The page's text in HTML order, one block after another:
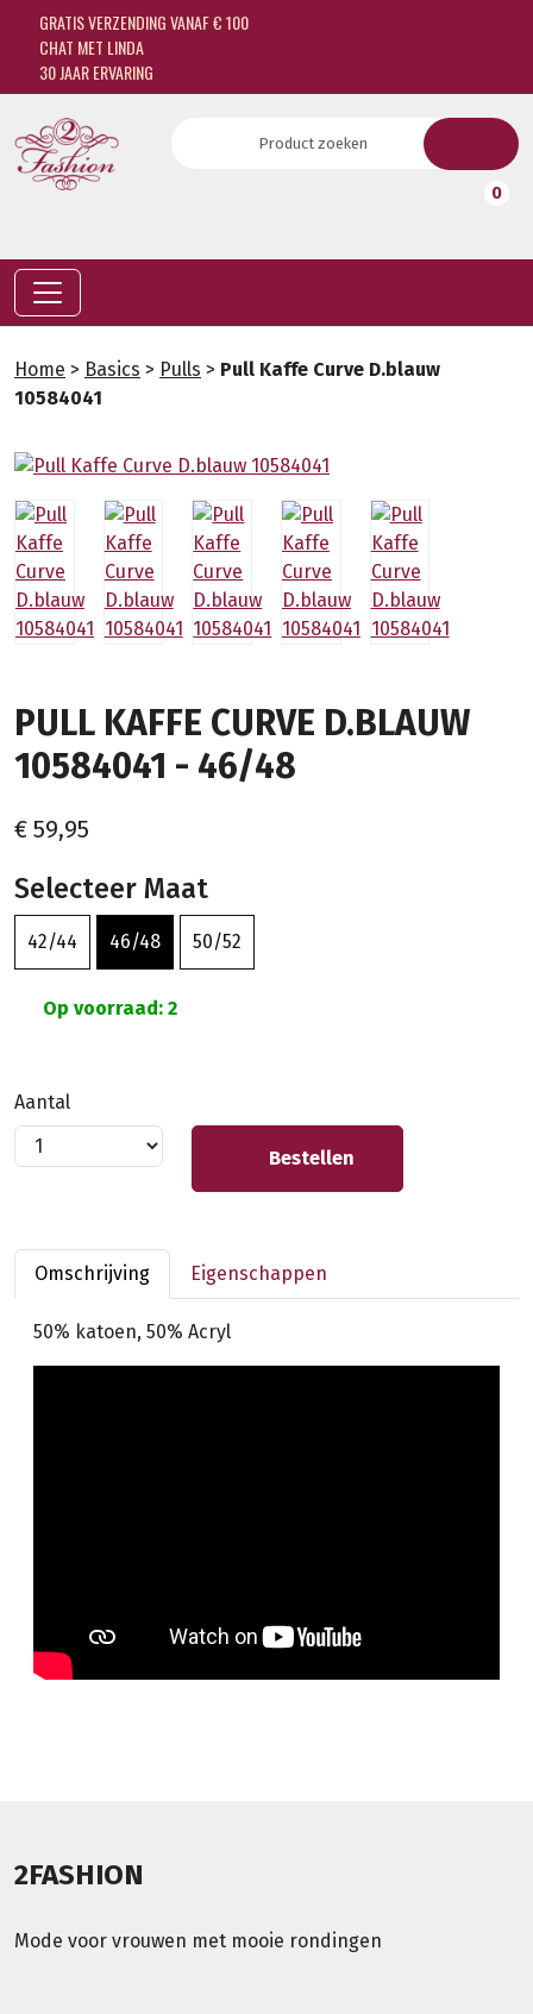
GRATIS VERZENDING VANAF € 100
CHAT MET LINDA
30 JAAR ERVARING
0
Home > Basics > Pulls > Pull Kaffe Curve D.blauw
10584041
PULL KAFFE CURVE D.BLAUW
10584041 - 46/48
€ 59,95
Selecteer Maat
42/44 46/48 50/52
Op voorraad: 2
Aantal
Bestellen
Omschrijving Eigenschappen
50% katoen, 50% Acryl
2FASHION
Mode voor vrouwen met mooie rondingen